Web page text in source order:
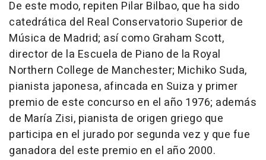
De este modo, repiten Pilar Bilbao, que ha sido
catedrática del Real Conservatorio Superior de
Música de Madrid; así como Graham Scott,
director de la Escuela de Piano de la Royal
Northern College de Manchester; Michiko Suda,
pianista japonesa, afincada en Suiza y primer
premio de este concurso en el año 1976; además
de María Zisi, pianista de origen griego que
participa en el jurado por segunda vez y que fue
ganadora del este premio en el año 2000.